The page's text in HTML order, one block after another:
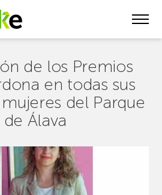
de los Premios
en todas sus
del Parque
Álava